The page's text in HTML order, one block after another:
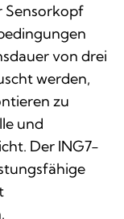
Sensorkopf
von drei
werden,
zu
und
Der ING7-